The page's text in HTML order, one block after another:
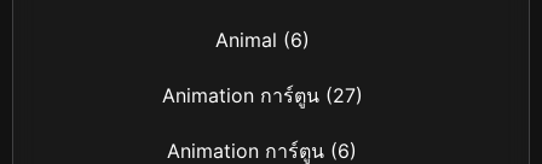
Animal (6)
Animation การ์ตูน(27)
Animation การ์ตูน (6)